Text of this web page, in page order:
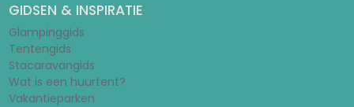
GIDSEN & INSPIRATIE
Glampinggids
Tentengids
Stacaravangids
Wat is een huurtent?
Vakantieparken